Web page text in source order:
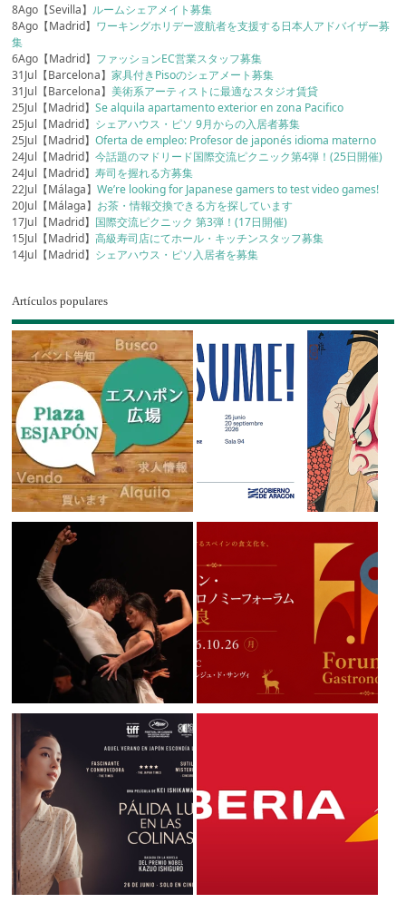
8Ago【Sevilla】 ルームシェアメイト募集
8Ago【Madrid】 ワーキングホリデー渡航者を支援する日本人アドバイザー募
集
6Ago【Madrid】 ファッションEC営業スタッフ募集
31Jul【Barcelona】家具付きPisoのシェアメート募集
31Jul【Barcelona】美術系アーティストに最適なスタジオ賃貸
25Jul【Madrid】Se alquila apartamento exterior en zona Pacifico
25Jul【Madrid】 シェアハウス・ピソ 9月からの入居者募集
25Jul【Madrid】Oferta de empleo: Profesor de japonés idioma materno
24Jul【Madrid】今話題のマドリード国際交流ピクニック第4弾！(25日開催)
24Jul【Madrid】寿司を握れる方募集
22Jul【Málaga】We’re looking for Japanese gamers to test video games!
20Jul【Málaga】 お茶・情報交換できる方を探しています
17Jul【Madrid】 国際交流ピクニック 第3弾！(17日開催)
15Jul【Madrid】高級寿司店にてホール・キッチンスタッフ募集
14Jul【Madrid】 シェアハウス・ピソ入居者を募集
Artículos populares